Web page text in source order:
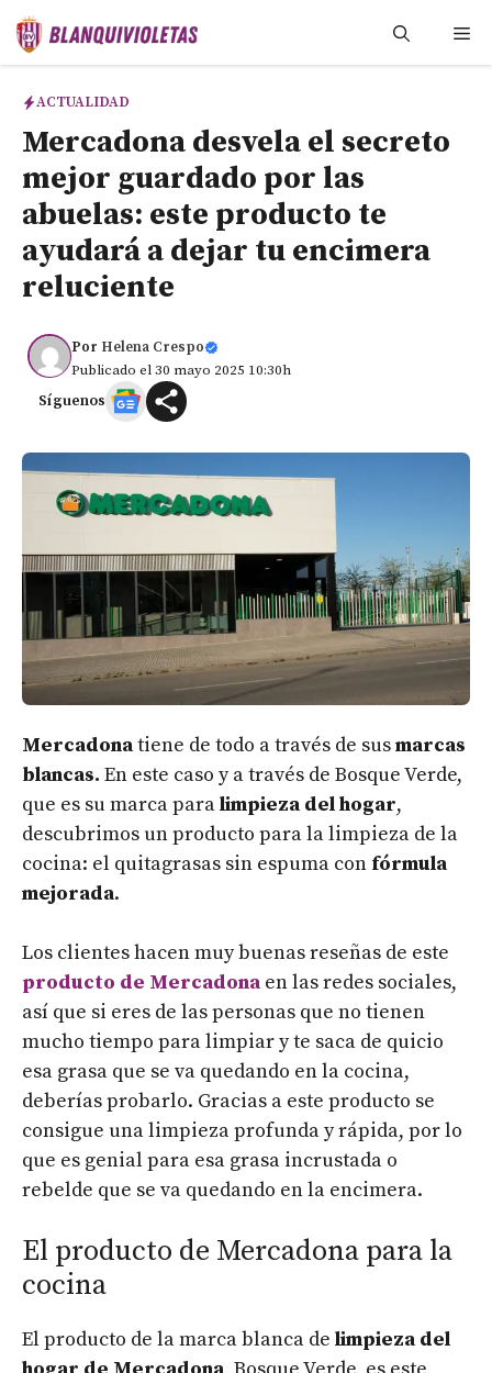
Saltar
ACTUALIDAD
Mercadona desvela el secreto
mejor guardado por las
abuelas: este producto te
ayudará a dejar tu encimera
reluciente
Por Helena Crespo
Publicado el 30 mayo 2025 10:30h
Síguenos
Mercadonatiene de todo a través de susmarcas
blancas. En este caso y a través de Bosque Verde,
que es su marca paralimpieza del hogar,
descubrimos un producto para la limpieza de la
cocina: el quitagrasas sin espuma con fórmula
mejorada.
Los clientes hacen muy buenas reseñas de este
producto de Mercadona en las redes sociales,
así que si eres de las personas que no tienen
mucho tiempo para limpiar y te saca de quicio
esa grasa que se va quedando en la cocina,
deberías probarlo. Gracias a este producto se
consigue una limpieza profunda y rápida, por lo
que es genial para esa grasa incrustada o
rebelde que se va quedando en la encimera.
El producto de Mercadona para la
cocina
El producto de la marca blanca de limpieza del